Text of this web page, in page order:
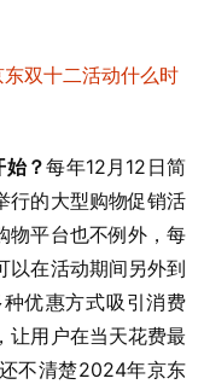
始？每年12月12日简
行的大型购物促销活
物平台也不例外，每
以在活动期间另外到
优惠方式吸引消费
让用户在当天花费最
不清楚2024年京东